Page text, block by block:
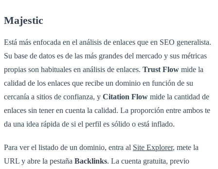
Majestic
Está más enfocada en el análisis de enlaces que en SEO generalista.
Su base de datos es de las más grandes del mercado y sus métricas
propias son habituales en análisis de enlaces. Trust Flow mide la
calidad de los enlaces que recibe un dominio en función de su
cercanía a sitios de confianza, y Citation Flow mide la cantidad de
enlaces sin tener en cuenta la calidad. La proporción entre ambos te
da una idea rápida de si el perfil es sólido o está inflado.
Para ver el listado de un dominio, entra al Site Explorer, mete la
URL y abre la pestaña Backlinks. La cuenta gratuita, previo